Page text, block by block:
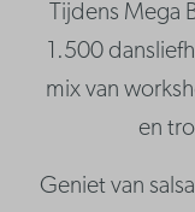
Tijdens Mega
1.500
mix van
en
Geniet van